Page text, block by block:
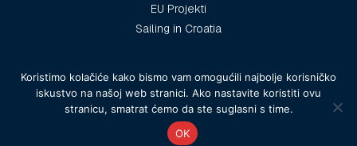
EU Projekti
Sailing in Croatia
© 2025 Morski vodiči
Koristimo kolačiće kako bismo vam omogućili najbolje korisničko
iskustvo na našoj web stranici. Ako nastavite koristiti ovu
stranicu, smatrat ćemo da ste suglasni s time.
OK